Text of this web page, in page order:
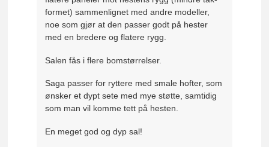
formet) sammenlignet med andre modeller,
noe som gjør at den passer godt på hester
med en bredere og flatere rygg.
Salen fås i flere bomstørrelser.
Saga passer for ryttere med smale hofter, som
ønsker et dypt sete med mye støtte, samtidig
som man vil komme tett på hesten.
En meget god og dyp sal!